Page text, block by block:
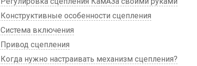
Конструктивные особенности сцепления
Система включения
Привод сцепления
Когда нужно настраивать механизм сцепления?